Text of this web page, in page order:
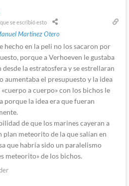
se escribió esto
Martínez Otero
hecho en la peli no los sacaron por
porque a Verhoeven le gustaba
desde la estratosfera y se estrellaran
aumentaba el presupuesto y la idea
a cuerpo» con los bichos le
porque la idea era que fueran
de que los marines cayeran a
plan meteorito de la que salían en
que habría sido un paralelismo
meteorito» de los bichos.